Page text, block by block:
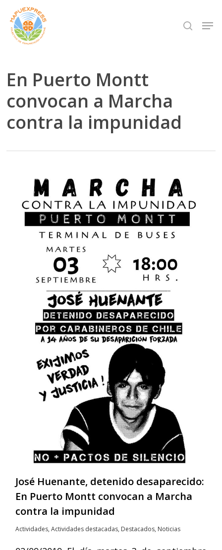
Skip
main
search
En Puerto Montt
convocan a Marcha
contra la impunidad
José Huenante, detenido desaparecido:
En Puerto Montt convocan a Marcha
contra la impunidad
Actividades,Actividades destacadas, Destacados, Noticias
Close